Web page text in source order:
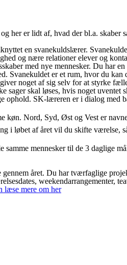
her er lidt af, hvad der bl.a. skaber
en svanekuldslærer.
og nære relationer elever og
med nye mennesker. Du har
Svanekuldet er et rum, hvor du
noget af sig selv for at styrke
sager skal løses, hvis noget
ophold. SK-læreren er i dialog
køn. Nord, Syd, Øst og Vest er
i løbet af året vil du skifte
samme mennesker til de 3 daglige
året. Du har tværfaglige
weekendarrangementer,
læse mere om her